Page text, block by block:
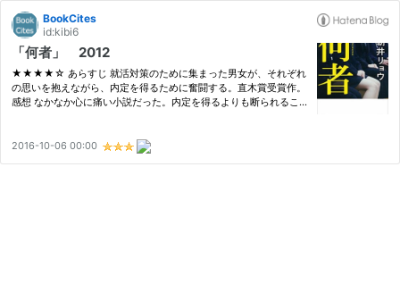
BookCites
id:kibi6
「何者」 2012
★★★★☆ あらすじ 就活対策のために集まった男女が、それぞれ
の思いを抱えながら、内定を得るために奮闘する。直木賞受賞作。
感想 なかなか心に痛い小説だった。内定を得るよりも断られるこ
か内…
2016-10-06 00:00